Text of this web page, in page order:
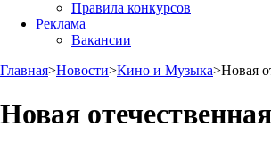
Правила конкурсов
Реклама
Вакансии
Главная>Новости>Кино и Музыка>Новая
Новая